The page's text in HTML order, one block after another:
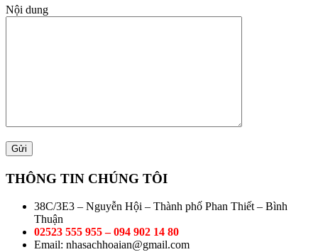
Nội dung
THÔNG TIN CHÚNG TÔI
38C/3E3 – Nguyễn Hội – Thành phố Phan Thiết – Bình
Thuận
02523 555 955 – 094 902 14 80
Email: nhasachhoaian@gmail.com